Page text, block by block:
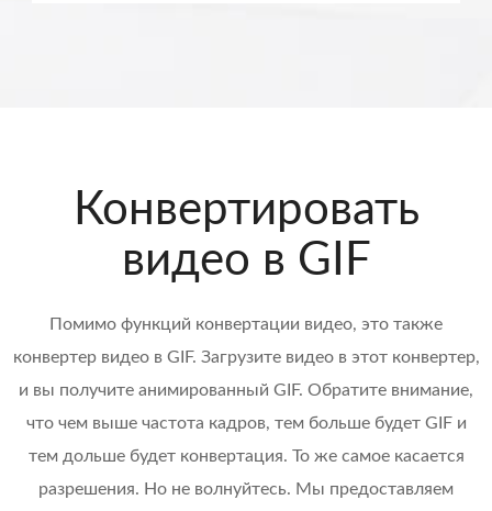
Конвертировать
видео в GIF
Помимо функций конвертации видео, это также
конвертер видео в GIF. Загрузите видео в этот конвертер,
и вы получите анимированный GIF. Обратите внимание,
что чем выше частота кадров, тем больше будет GIF и
тем дольше будет конвертация. То же самое касается
разрешения. Но не волнуйтесь. Мы предоставляем